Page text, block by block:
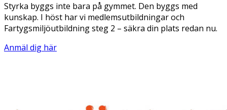
Styrka byggs inte bara på gymmet. Den byggs med
kunskap. I höst har vi medlemsutbildningar och
Fartygsmiljöutbildning steg 2 – säkra din plats redan nu.
Anmäl dig här